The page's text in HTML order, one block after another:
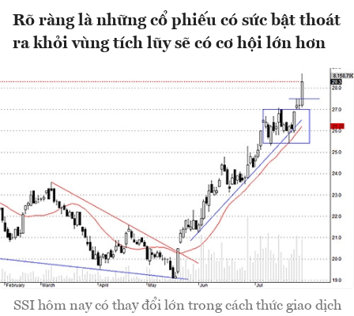
Rõ ràng là những cổ phiếu có sức bật thoát
ra khỏi vùng tích lũy sẽ có cơ hội lớn hơn
SSI hôm nay có thay đổi lớn trong cách thức giao dịch